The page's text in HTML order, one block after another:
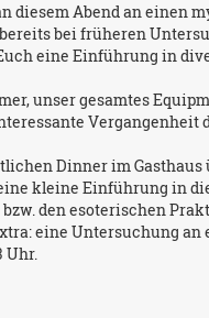
diesem Abend an einen
bei früheren
eine Einführung in
unser gesamtes
Vergangenheit
Dinner im
kleine Einführung in
den esoterischen
eine Untersuchung
Uhr.